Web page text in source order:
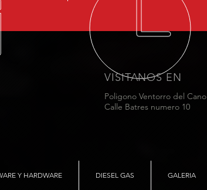
VISITANOS EN
Poligono Ventorro del Cano
Calle Batres numero 10
Y HARDWARE DIESEL GAS GALERIA